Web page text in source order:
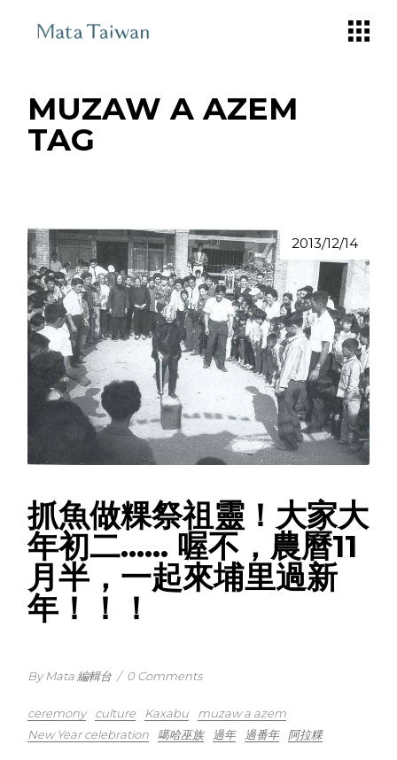
MUZAW A AZEM
TAG
2013/12/14
抓魚做粿祭祖靈！大家大
年初二…… 喔不，農曆11
月半，一起來埔里過新
年！！！
By Mata 編輯台 / 0 Comments
ceremony culture Kaxabu
muzaw a azem
New Year celebration
噶哈巫族 過年 過番年 阿拉粿